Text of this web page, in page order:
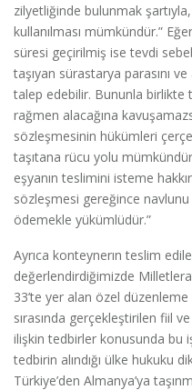
zilyetliğinde bulunmak
kullanılması mümkündür.”
süresi geçirilmiş ise tevdi
taşıyan sürastarya parasını
talep edebilir. Bununla birlikte
rağmen alacağına
sözleşmesinin hükümleri
taşıtana rücu yolu
eşyanın teslimini isteme
sözleşmesi gereğince navlunu
ödemekle yükümlüdür.”
Ayrıca konteynerın teslim
değerlendirdiğimizde
33’te yer alan özel düzenleme
sırasında gerçekleştirilen fiil
ilişkin tedbirler konusunda bu
tedbirin alındığı ülke hukuku
Türkiye’den Almanya’ya